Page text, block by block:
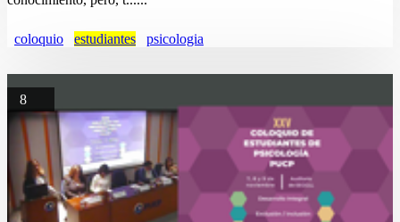
coloquio estudiantes psicologia
8